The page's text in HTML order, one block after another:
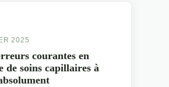
2025
courantes en
de soins capillaires à